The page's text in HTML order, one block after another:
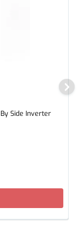
Side Inverter